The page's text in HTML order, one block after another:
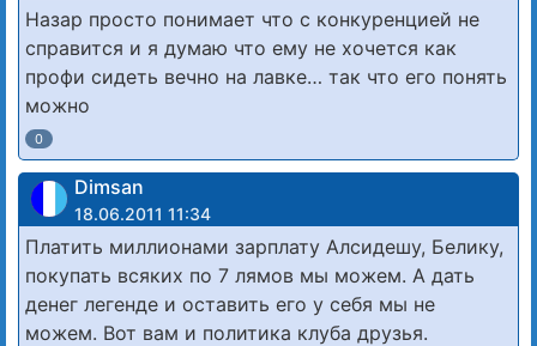
Назар просто понимает что с конкуренцией не
справится и я думаю что ему не хочется как
профи сидеть вечно на лавке… так что его понять
можно
0
Dimsan
18.06.2011 11:34
Платить миллионами зарплату Алсидешу, Белику,
покупать всяких по 7 лямов мы можем. А дать
денег легенде и оставить его у себя мы не
можем. Вот вам и политика клуба друзья.